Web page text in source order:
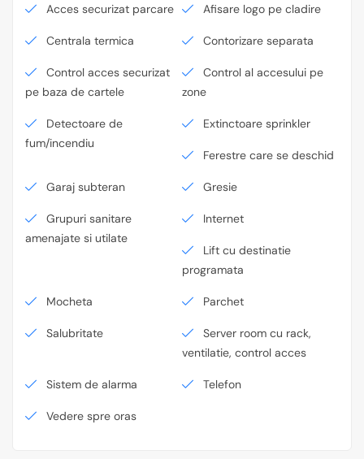
Acces securizat parcare Afisare logo pe cladire
Centrala termica Contorizare separata
Control acces securizat
pe baza de cartele
Control al accesului pe
zone
Detectoare de
fum/incendiu
Extinctoare sprinkler
Ferestre care se deschid
Garaj subteran Gresie
Grupuri sanitare
amenajate si utilate
Internet
Lift cu destinatie
programata
Mocheta Parchet
Salubritate
Server room cu rack,
ventilatie, control acces
Sistem de alarma Telefon
Vedere spre oras